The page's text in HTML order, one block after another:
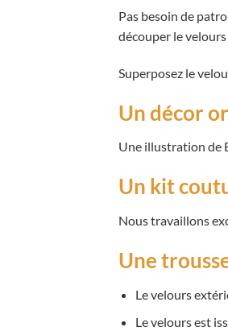
Pas besoin de
découper le
Superposez le
Un décor
Une illustration de
Un kit
Nous travaillons
Une
Le velours
Le velours est